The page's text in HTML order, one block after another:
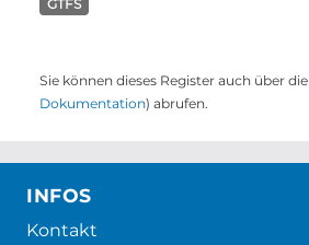
GTFS
Sie können dieses Register auch über die
Dokumentation) abrufen.
INFOS
Kontakt